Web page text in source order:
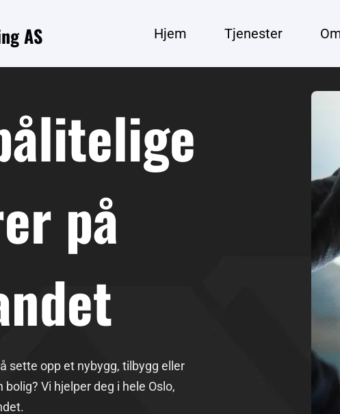
AS Hjem Tjenester
på
sette opp et nybygg, tilbygg eller
Vi hjelper deg i hele Oslo,